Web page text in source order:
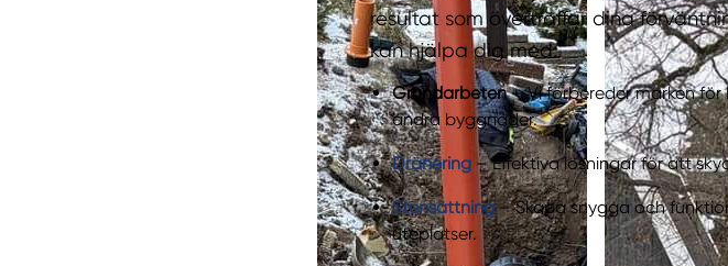
resultat som överträffar dina
kan hjälpa dig med:
Grundarbeten– Vi förbereder marken
andra byggnader.
Dränering – Effektiva lösningar för att
Stensättning– Skapa snygga och
uteplatser.